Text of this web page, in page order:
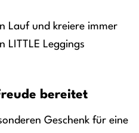
Lauf und kreiere immer
LITTLE Leggings
bereitet
Geschenk für eine